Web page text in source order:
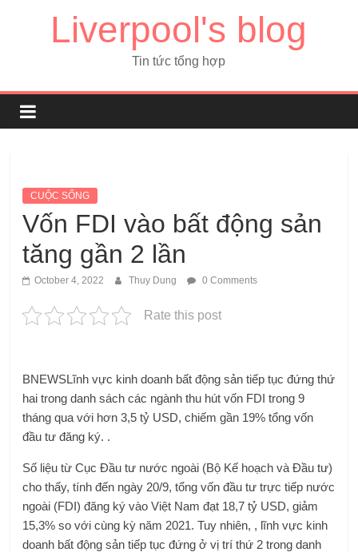
Liverpool's blog
Tin tức tổng hợp
CUỘC SỐNG
Vốn FDI vào bất động sản
tăng gần 2 lần
October 4, 2022 Thuy Dung 0 Comments
Rate this post
BNEWSLĩnh vực kinh doanh bất động sản tiếp tục đứng thứ
hai trong danh sách các ngành thu hút vốn FDI trong 9
tháng qua với hơn 3,5 tỷ USD, chiếm gần 19% tổng vốn
đầu tư đăng ký. .
Số liệu từ Cục Đầu tư nước ngoài (Bộ Kế hoạch và Đầu tư)
cho thấy, tính đến ngày 20/9, tổng vốn đầu tư trực tiếp nước
ngoài (FDI) đăng ký vào Việt Nam đạt 18,7 tỷ USD, giảm
15,3% so với cùng kỳ năm 2021. Tuy nhiên, , lĩnh vực kinh
doanh bất động sản tiếp tục đứng ở vị trí thứ 2 trong danh